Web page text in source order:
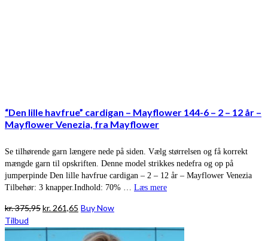
“Den lille havfrue” cardigan – Mayflower 144-6 – 2 – 12 år –
Mayflower Venezia, fra Mayflower
Se tilhørende garn længere nede på siden. Vælg størrelsen og få korrekt
mængde garn til opskriften. Denne model strikkes nedefra og op på
jumperpinde Den lille havfrue cardigan – 2 – 12 år – Mayflower Venezia
Tilbehør: 3 knapper.Indhold: 70% … Læs mere
kr.375,95Den
pris
kr.261,65 Den
pris
Buy Now
Tilbud